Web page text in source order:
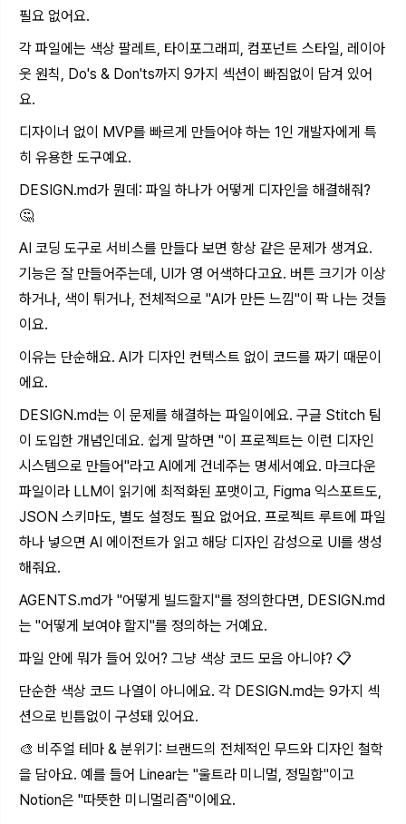
필요 없어요.
각 파일에는 색상 팔레트, 타이포그래피, 컴포넌트 스타일, 레이아
웃 원칙, Do's & Don'ts까지 9가지 섹션이 빠짐없이 담겨 있어
요.
디자이너 없이 MVP를 빠르게 만들어야 하는 1인 개발자에게 특
히 유용한 도구예요.
DESIGN.md가 뭔데: 파일 하나가 어떻게 디자인을 해결해줘?
🤔
AI 코딩 도구로 서비스를 만들다 보면 항상 같은 문제가 생겨요.
기능은 잘 만들어주는데, UI가 영 어색하다고요. 버튼 크기가 이상
하거나, 색이 튀거나, 전체적으로 "AI가 만든 느낌"이 팍 나는 것들
이요.
이유는 단순해요. AI가 디자인 컨텍스트 없이 코드를 짜기 때문이
에요.
DESIGN.md는 이 문제를 해결하는 파일이에요. 구글 Stitch 팀
이 도입한 개념인데요. 쉽게 말하면 "이 프로젝트는 이런 디자인
시스템으로 만들어"라고 AI에게 건네주는 명세서예요. 마크다운
파일이라 LLM이 읽기에 최적화된 포맷이고, Figma 익스포트도,
JSON 스키마도, 별도 설정도 필요 없어요. 프로젝트 루트에 파일
하나 넣으면 AI 에이전트가 읽고 해당 디자인 감성으로 UI를 생성
해줘요.
AGENTS.md가 "어떻게 빌드할지"를 정의한다면, DESIGN.md
는 "어떻게 보여야 할지"를 정의하는 거예요.
파일 안에 뭐가 들어 있어? 그냥 색상 코드 모음 아니야? 📋
단순한 색상 코드 나열이 아니에요. 각 DESIGN.md는 9가지 섹
션으로 빈틈없이 구성돼 있어요.
🎨 비주얼 테마 & 분위기: 브랜드의 전체적인 무드와 디자인 철학
을 담아요. 예를 들어 Linear는 "울트라 미니멀, 정밀함"이고
Notion은 "따뜻한 미니멀리즘"이에요.